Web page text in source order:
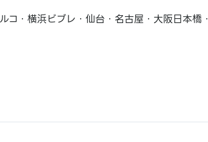
・横浜ビブレ・仙台・名古屋・大阪日本橋・